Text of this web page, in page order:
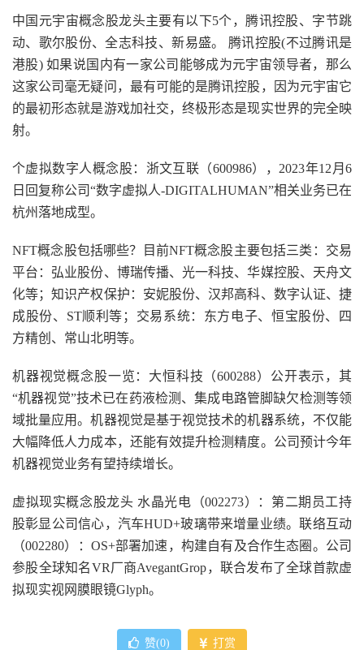
中国元宇宙概念股龙头主要有以下5个，腾讯控股、字节跳
动、歌尔股份、全志科技、新易盛。 腾讯控股(不过腾讯是
港股) 如果说国内有一家公司能够成为元宇宙领导者，那么
这家公司毫无疑问，最有可能的是腾讯控股，因为元宇宙它
的最初形态就是游戏加社交，终极形态是现实世界的完全映
射。
个虚拟数字人概念股：浙文互联（600986），2023年12月6
日回复称公司“数字虚拟人-DIGITALHUMAN”相关业务已在
杭州落地成型。
NFT概念股包括哪些？目前NFT概念股主要包括三类：交易
平台：弘业股份、博瑞传播、光一科技、华媒控股、天舟文
化等；知识产权保护：安妮股份、汉邦高科、数字认证、捷
成股份、ST顺利等；交易系统：东方电子、恒宝股份、四
方精创、常山北明等。
机器视觉概念股一览：大恒科技（600288）公开表示，其
“机器视觉”技术已在药液检测、集成电路管脚缺欠检测等领
域批量应用。机器视觉是基于视觉技术的机器系统，不仅能
大幅降低人力成本，还能有效提升检测精度。公司预计今年
机器视觉业务有望持续增长。
虚拟现实概念股龙头 水晶光电（002273）：第二期员工持
股彰显公司信心，汽车HUD+玻璃带来增量业绩。联络互动
（002280）：OS+部署加速，构建自有及合作生态圈。公司
参股全球知名VR厂商AvegantGrop，联合发布了全球首款虚
拟现实视网膜眼镜Glyph。
赞(0) 打赏